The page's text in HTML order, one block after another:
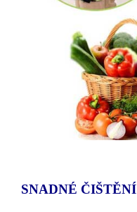
SNADNÉ ČIŠTĚNÍ